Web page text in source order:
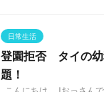
日常生活
登園拒否 タイの幼
題！